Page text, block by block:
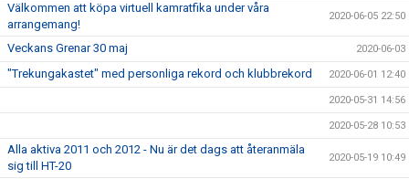
Välkommen att köpa virtuell kamratfika under våra
arrangemang!
2020-06-05 22:50
Veckans Grenar 30 maj 2020-06-03
"Trekungakastet" med personliga rekord och klubbrekord 2020-06-01 12:40
2020-05-31 14:56
2020-05-28 10:53
Alla aktiva 2011 och 2012 - Nu är det dags att återanmäla
sig till HT-20
2020-05-19 10:49